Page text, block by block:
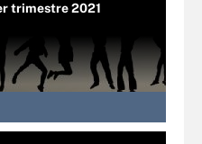
trimestre 2021